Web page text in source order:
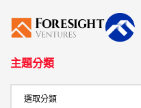
主題分類